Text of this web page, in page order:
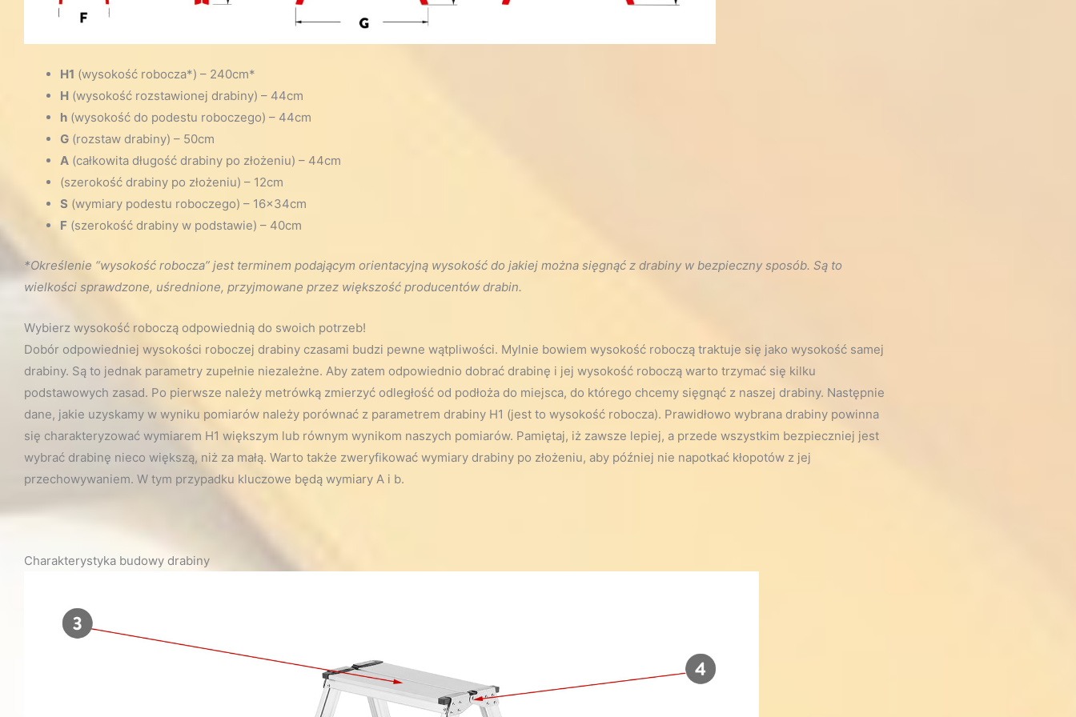
H1 (wysokość robocza*) – 240cm*
H (wysokość rozstawionej drabiny) – 44cm
h (wysokość do podestu roboczego) – 44cm
G (rozstaw drabiny) – 50cm
A (całkowita długość drabiny po złożeniu) – 44cm
(szerokość drabiny po złożeniu) – 12cm
S (wymiary podestu roboczego) – 16x34cm
F (szerokość drabiny w podstawie) – 40cm
*Określenie “wysokość robocza” jest terminem podającym orientacyjną wysokość do jakiej można sięgnąć z drabiny w bezpieczny sposób. Są to
wielkości sprawdzone, uśrednione, przyjmowane przez większość producentów drabin.
Wybierz wysokość roboczą odpowiednią do swoich potrzeb!
Dobór odpowiedniej wysokości roboczej drabiny czasami budzi pewne wątpliwości. Mylnie bowiem wysokość roboczą traktuje się jako wysokość samej
drabiny. Są to jednak parametry zupełnie niezależne. Aby zatem odpowiednio dobrać drabinę i jej wysokość roboczą warto trzymać się kilku
podstawowych zasad. Po pierwsze należy metrówką zmierzyć odległość od podłoża do miejsca, do którego chcemy sięgnąć z naszej drabiny. Następnie
dane, jakie uzyskamy w wyniku pomiarów należy porównać z parametrem drabiny H1 (jest to wysokość robocza). Prawidłowo wybrana drabiny powinna
się charakteryzować wymiarem H1 większym lub równym wynikom naszych pomiarów. Pamiętaj, iż zawsze lepiej, a przede wszystkim bezpieczniej jest
wybrać drabinę nieco większą, niż za małą. Warto także zweryfikować wymiary drabiny po złożeniu, aby później nie napotkać kłopotów z jej
przechowywaniem. W tym przypadku kluczowe będą wymiary A i b.
Charakterystyka budowy drabiny